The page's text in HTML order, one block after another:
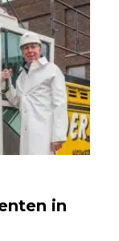
in